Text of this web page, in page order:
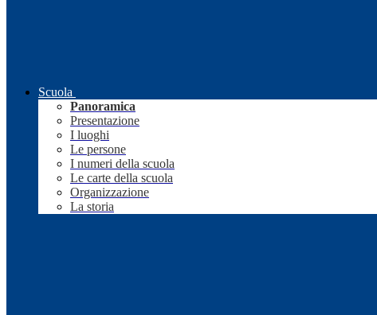
Scuola
Panoramica
Presentazione
I luoghi
Le persone
I numeri della scuola
Le carte della scuola
Organizzazione
La storia